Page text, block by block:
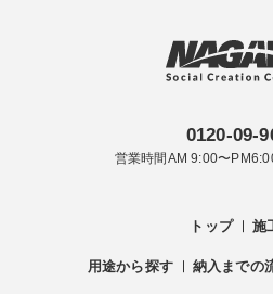
0120-09-
営業時間AM 9:00〜
トップ 施
用途から探す 納入までの